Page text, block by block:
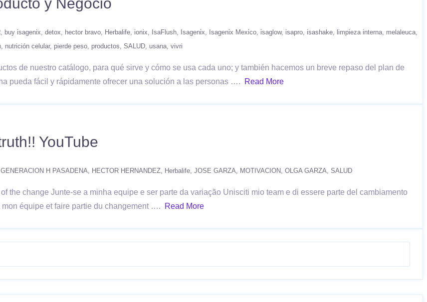
buy isagenix detox hector bravo Herbalife ionix IsaFlush Isagenix Isagenix Mexico isaglow isapro isashake limpieza interna melaleuca
nutrición celular pierde peso productos SALUD usana vivri
de nuestro catálogo, para qué sirve y cómo se usa cada uno; y también hacemos un breve repaso del plan de
pueda fácil y rápidamente ofrecer una solución a las personas ….
Read More
YouTube
GENERACION H PASADENA HECTOR HERNANDEZ Herbalife JOSE GARZA MOTIVACION OLGA GARZA SALUD
the change Junte-se a minha equipe e ser parte da variação Unisciti mio team e di essere parte del cambiamento
équipe et faire partie du changement ….
Read More